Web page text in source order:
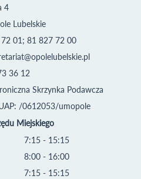
4
Lubelskie
01; 81 827 72 00
36 12
Skrzynka Podawcza
/0612053/umopole
Miejskiego
7:15 - 15:15
8:00 - 16:00
7:15 - 15:15